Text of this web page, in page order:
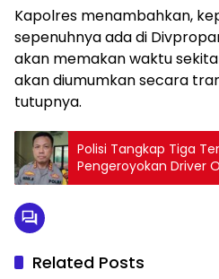
Kapolres menambahkan,
sepenuhnya ada di
akan memakan waktu
akan diumumkan secara
tutupnya.
Polisi Tangkap Tiga
Pengeroyokan Driver
Demo Ricuh di
Related Posts